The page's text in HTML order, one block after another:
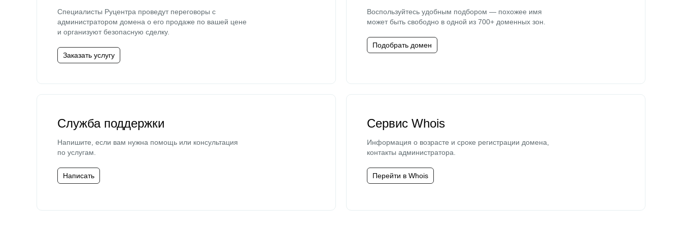
Специалисты Руцентра проведут переговоры с
администратором домена о его продаже по вашей цене
и организуют безопасную сделку.
Заказать услугу
Воспользуйтесь удобным подбором — похожее имя
может быть свободно в одной из 700+ доменных зон.
Подобрать домен
Служба поддержки
Напишите, если вам нужна помощь или консультация
по услугам.
Написать
Сервис Whois
Информация о возрасте и сроке регистрации домена,
контакты администратора.
Перейти в Whois